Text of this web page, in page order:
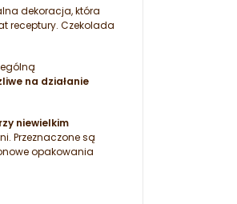
dekoracja, która
receptury. Czekolada
na działanie
niewielkim
Przeznaczone są
opakowania